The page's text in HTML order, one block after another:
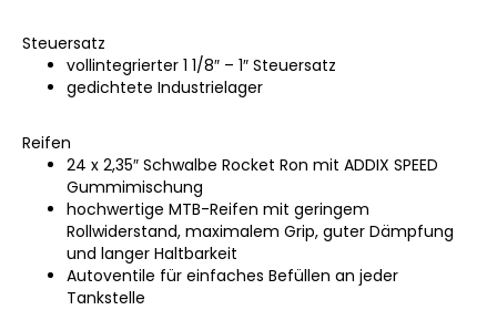
Steuersatz
vollintegrierter 1 1/8″ – 1″ Steuersatz
gedichtete Industrielager
Reifen
24 x 2,35″ Schwalbe Rocket Ron mit ADDIX SPEED
Gummimischung
hochwertige MTB-Reifen mit geringem
Rollwiderstand, maximalem Grip, guter Dämpfung
und langer Haltbarkeit
Autoventile für einfaches Befüllen an jeder
Tankstelle